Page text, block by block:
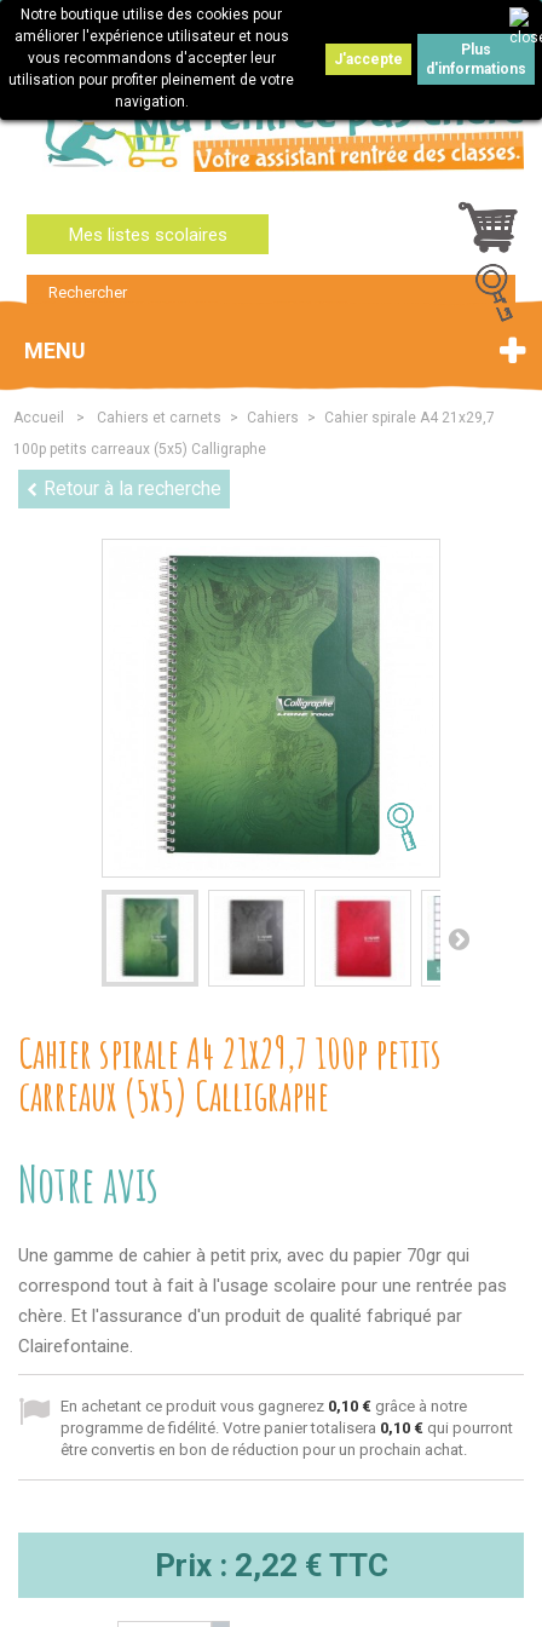
Connexion
Mes listes scolaires
Notre boutique utilise des cookies pour
améliorer l'expérience utilisateur et nous
vous recommandons d'accepter leur
utilisation pour profiter pleinement de votre
navigation.
J'accepte
Plus
d'informations
MENU
Accueil > Cahiers et carnets > Cahiers >
Cahier spirale A4 21x29,7
100p petits carreaux (5x5) Calligraphe
Retour à la recherche
Cahier spirale A4 21x29,7 100p petits
carreaux (5x5) Calligraphe
Notre avis
Une gamme de cahier à petit prix, avec du papier 70gr qui
correspond tout à fait à l'usage scolaire pour une rentrée pas
chère. Et l'assurance d'un produit de qualité fabriqué par
Clairefontaine.
En achetant ce produit vous gagnerez 0,10 € grâce à notre
programme de fidélité. Votre panier totalisera 0,10 € qui pourront
être convertis en bon de réduction pour un prochain achat.
Prix : 2,22 € TTC